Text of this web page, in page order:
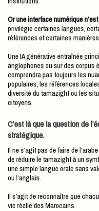
Or une interface numérique
privilégie certaines langues,
références et certaines
Une IA générative entraînée
anglophones ou sur des corpus
comprendra pas toujours les
populaires, les références
diversité du tamazight ou les
citoyens.
C’est là que la question de
stratégique.
Il ne s’agit pas de faire de l’arabe une langue enfermée dans le passé, ni
de réduire le tamazight à un
une simple langue orale sans
ou l’anglais.
Il s’agit de reconnaître que
vie réelle des Marocains.